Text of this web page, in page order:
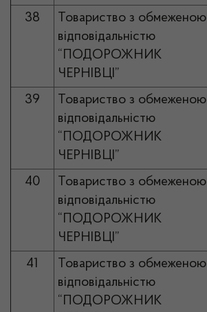
38
Товариство з обмеженою
відповідальністю
“ПОДОРОЖНИК
ЧЕРНІВЦІ”
39
Товариство з обмеженою
відповідальністю
“ПОДОРОЖНИК
ЧЕРНІВЦІ”
40
Товариство з обмеженою
відповідальністю
“ПОДОРОЖНИК
ЧЕРНІВЦІ”
41
Товариство з обмеженою
відповідальністю
“ПОДОРОЖНИК